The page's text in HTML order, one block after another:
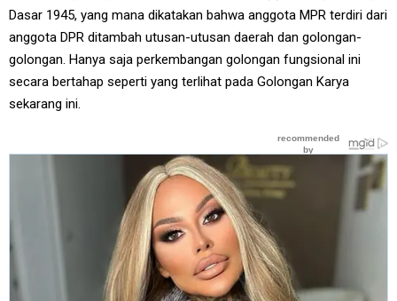
Dasar 1945, yang mana dikatakan bahwa anggota MPR terdiri dari
anggota DPR ditambah utusan-utusan daerah dan golongan-
golongan. Hanya saja perkembangan golongan fungsional ini
secara bertahap seperti yang terlihat pada Golongan Karya
sekarang ini.